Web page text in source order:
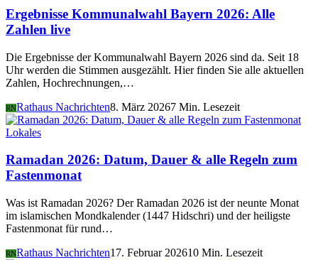
Ergebnisse Kommunalwahl Bayern 2026: Alle
Zahlen live
Die Ergebnisse der Kommunalwahl Bayern 2026 sind da. Seit 18
Uhr werden die Stimmen ausgezählt. Hier finden Sie alle aktuellen
Zahlen, Hochrechnungen,…
RNRathaus Nachrichten8. März 20267 Min. Lesezeit
Lokales
Ramadan 2026: Datum, Dauer & alle Regeln zum
Fastenmonat
Was ist Ramadan 2026? Der Ramadan 2026 ist der neunte Monat
im islamischen Mondkalender (1447 Hidschri) und der heiligste
Fastenmonat für rund…
RNRathaus Nachrichten17. Februar 202610 Min. Lesezeit